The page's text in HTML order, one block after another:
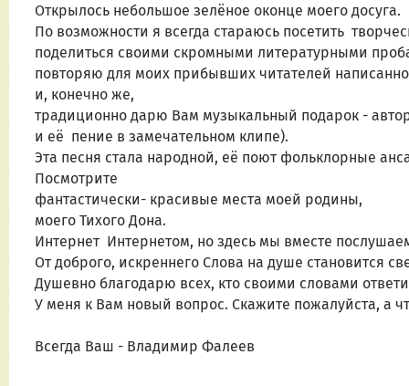
Открылось небольшое зелёное оконце моего досуга.
По возможности я всегда стараюсь посетить
поделиться своими скромными литературными
повторяю для моих прибывших читателей
и, конечно же,
традиционно дарю Вам музыкальный подарок -
и её  пение в замечательном клипе).
Эта песня стала народной, её поют фольклорные
Посмотрите
фантастически- красивые места моей родины,
моего Тихого Дона.
Интернет  Интернетом, но здесь мы вместе
От доброго, искреннего Слова на душе становится
Душевно благодарю всех, кто своими словами
У меня к Вам новый вопрос. Скажите пожалуйста, а
Всегда Ваш - Владимир Фалеев